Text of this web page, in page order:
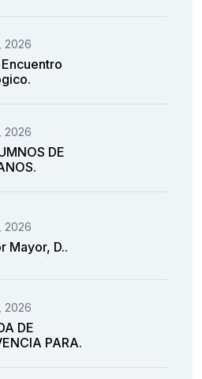
2026
2026
DE
2026
Mayor, D..
2026
DE
PARA.